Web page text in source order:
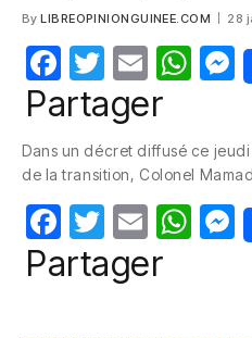
By LIBREOPINIONGUINEE.COM 28
F
a
e
b
o
o
T
w
itt
er
E
m
W
s
A
p
Partager
Dans un décret diffusé ce
de la transition, Colonel
F
a
T
w
itt
E
m
W
Partager